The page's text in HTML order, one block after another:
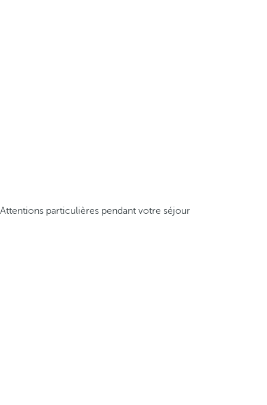
Attentions particulières pendant votre séjour